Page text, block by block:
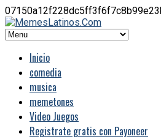
Inicio
comedia
musica
memetones
Video Juegos
Registrate gratis con Payoneer